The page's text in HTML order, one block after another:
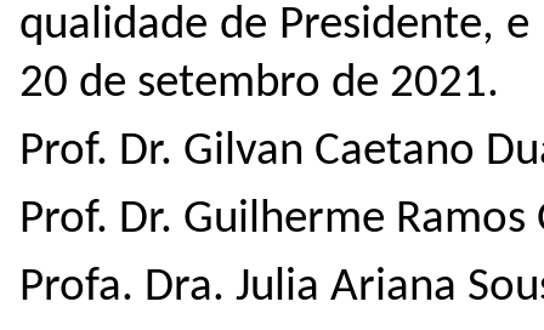
qualidade de Presidente,
20 de setembro de 2021.
Prof. Dr. Gilvan Caetano
Prof. Dr. Guilherme
Profa. Dra. Julia Ariana